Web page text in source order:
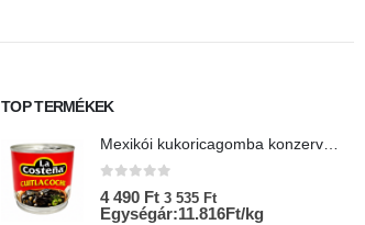
TOP TERMÉKEK
0 az 5-ből
4 490 Ft 3 535 Ft
Egységár:11.816Ft/kg